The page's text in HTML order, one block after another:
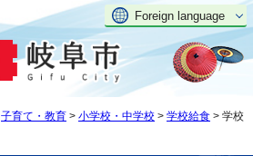
Foreign language
子育て・教育 > 小学校・中学校 > 学校給食 > 学校